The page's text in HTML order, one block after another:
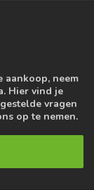
aankoop, neem
Hier vind je
vragen
op te nemen.